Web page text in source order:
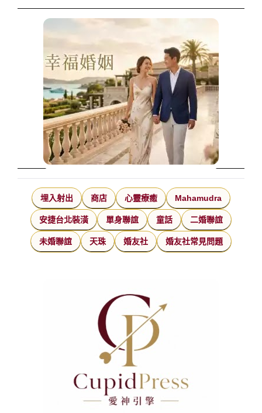
埋入射出 商店 心靈療癒 Mahamudra
安捷台北裝潢 單身聯誼 童話 二婚聯誼
未婚聯誼 天珠 婚友社 婚友社常見問題